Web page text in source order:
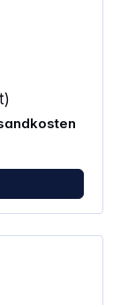
(beim
C
30 W auf